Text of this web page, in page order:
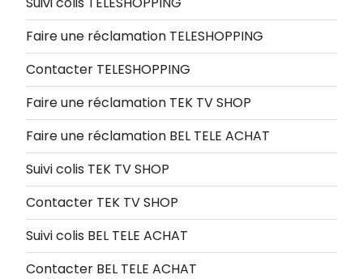
Faire une réclamation TELESHOPPING
Contacter TELESHOPPING
Faire une réclamation TEK TV SHOP
Faire une réclamation BEL TELE ACHAT
Suivi colis TEK TV SHOP
Contacter TEK TV SHOP
Suivi colis BEL TELE ACHAT
Contacter BEL TELE ACHAT